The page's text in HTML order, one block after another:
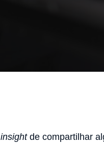
insightde compartilhar